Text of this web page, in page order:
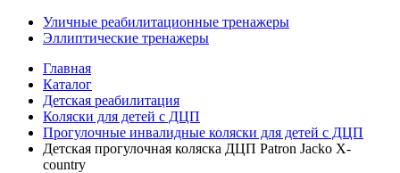
Уличные реабилитационные тренажеры
Эллиптические тренажеры
Главная
Каталог
Детская реабилитация
Коляски для детей с ДЦП
Прогулочные инвалидные коляски для детей с ДЦП
Детская прогулочная коляска ДЦП Patron Jacko X-
country